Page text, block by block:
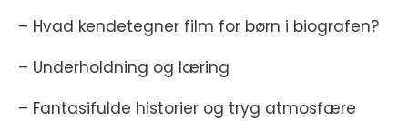
– Hvad kendetegner film for børn i biografen?
– Underholdning og læring
– Fantasifulde historier og tryg atmosfære